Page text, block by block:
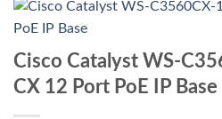
Cisco Catalyst WS-
CX 12 Port PoE IP Base